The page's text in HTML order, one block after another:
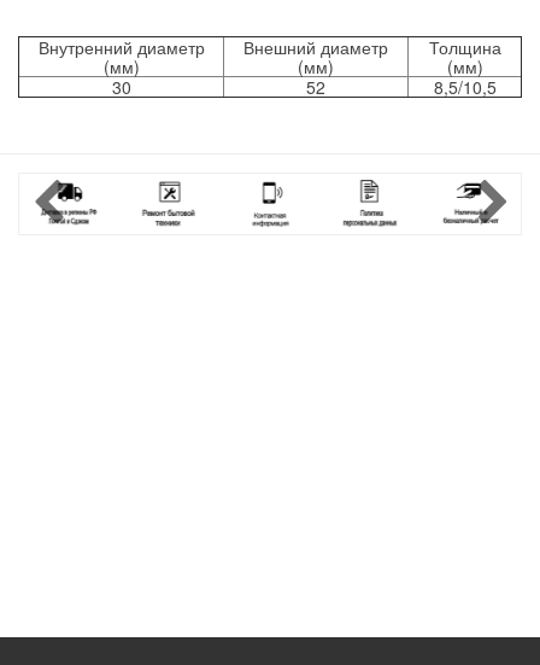
Внутренний диаметр
(мм)
Внешний диаметр
(мм)
Толщина
(мм)
30
52 8,5/10,5